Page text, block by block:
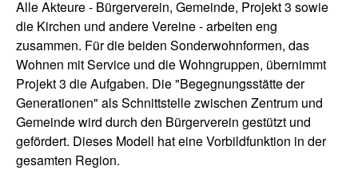
Alle Akteure - Bürgerverein, Gemeinde, Projekt 3 sowie
die Kirchen und andere Vereine - arbeiten eng
zusammen. Für die beiden Sonderwohnformen, das
Wohnen mit Service und die Wohngruppen, übernimmt
Projekt 3 die Aufgaben. Die "Begegnungsstätte der
Generationen" als Schnittstelle zwischen Zentrum und
Gemeinde wird durch den Bürgerverein gestützt und
gefördert. Dieses Modell hat eine Vorbildfunktion in der
gesamten Region.